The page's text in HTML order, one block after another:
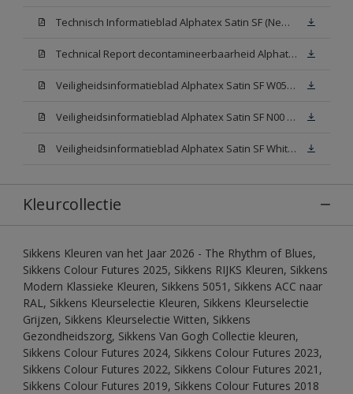
Technisch Informatieblad Alphatex Satin SF (New Livery) (PDF)
Technical Report decontamineerbaarheid Alphatex Satin SF
Veiligheidsinformatieblad Alphatex Satin SF W05 (MSDS)
Veiligheidsinformatieblad Alphatex Satin SF N00 (MSDS)
Veiligheidsinformatieblad Alphatex Satin SF White (MSDS)
Kleurcollectie
Sikkens Kleuren van het Jaar 2026 - The Rhythm of Blues,
Sikkens Colour Futures 2025, Sikkens RIJKS Kleuren, Sikkens
Modern Klassieke Kleuren, Sikkens 5051, Sikkens ACC naar
RAL, Sikkens Kleurselectie Kleuren, Sikkens Kleurselectie
Grijzen, Sikkens Kleurselectie Witten, Sikkens
Gezondheidszorg, Sikkens Van Gogh Collectie kleuren,
Sikkens Colour Futures 2024, Sikkens Colour Futures 2023,
Sikkens Colour Futures 2022, Sikkens Colour Futures 2021,
Sikkens Colour Futures 2019, Sikkens Colour Futures 2018